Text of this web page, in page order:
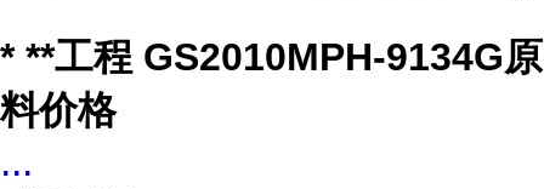
* **工程 GS2010MPH-9134G原
料价格
...